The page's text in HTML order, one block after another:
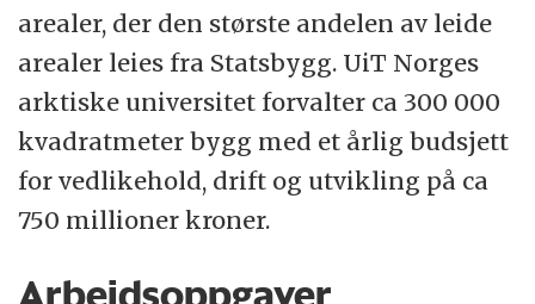
arealer, der den største andelen av leide
arealer leies fra Statsbygg. UiT Norges
arktiske universitet forvalter ca 300 000
kvadratmeter bygg med et årlig budsjett
for vedlikehold, drift og utvikling på ca
750 millioner kroner.
Arbeidsoppgaver